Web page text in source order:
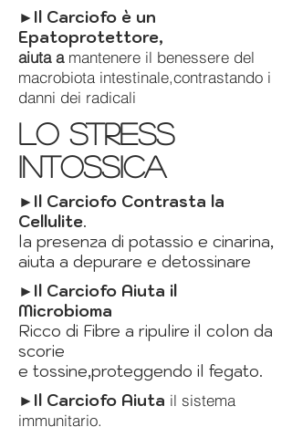
►Il Carciofo è un
Epatoprotettore,
aiuta a mantenere il benessere del
macrobiota intestinale,contrastando i
danni dei radicali
lo stress
intossica
►Il Carciofo Contrasta la
Cellulite.
la presenza di potassio e cinarina,
aiuta a depurare e detossinare
►Il Carciofo Aiuta il
Microbioma
Ricco di Fibre a ripulire il colon da
scorie
e tossine,proteggendo il fegato.
► Il Carciofo Aiuta il sistema
immunitario.